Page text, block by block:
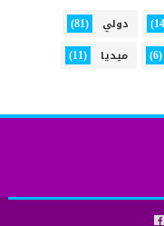
دولي (81)
(6) ميديا (11)